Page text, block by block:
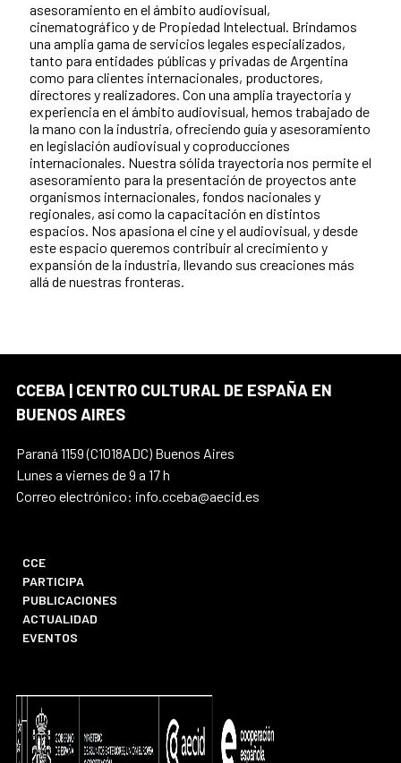
asesoramiento en el ámbito audiovisual,
cinematográfico y de Propiedad Intelectual. Brindamos
una amplia gama de servicios legales especializados,
tanto para entidades públicas y privadas de Argentina
como para clientes internacionales, productores,
directores y realizadores. Con una amplia trayectoria y
experiencia en el ámbito audiovisual, hemos trabajado de
la mano con la industria, ofreciendo guía y asesoramiento
en legislación audiovisual y coproducciones
internacionales. Nuestra sólida trayectoria nos permite el
asesoramiento para la presentación de proyectos ante
organismos internacionales, fondos nacionales y
regionales, así como la capacitación en distintos
espacios. Nos apasiona el cine y el audiovisual, y desde
este espacio queremos contribuir al crecimiento y
expansión de la industria, llevando sus creaciones más
allá de nuestras fronteras.
CCEBA | CENTRO CULTURAL DE ESPAÑA EN
BUENOS AIRES
Paraná 1159 (C1018ADC) Buenos Aires
Lunes a viernes de 9 a 17 h
Correo electrónico: info.cceba@aecid.es
CCE
PARTICIPA
PUBLICACIONES
ACTUALIDAD
EVENTOS